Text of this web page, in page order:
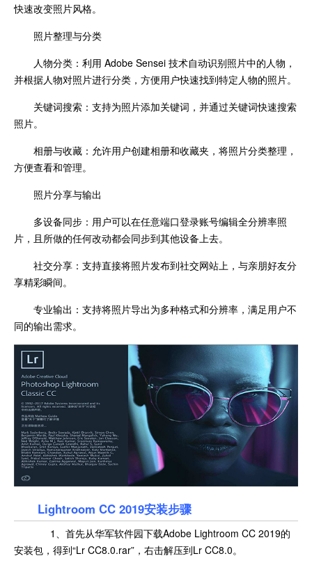
快速改变照片风格。
照片整理与分类
人物分类：利用 Adobe Sensei 技术自动识别照片中的人物，
并根据人物对照片进行分类，方便用户快速找到特定人物的照片。
关键词搜索：支持为照片添加关键词，并通过关键词快速搜索
照片。
相册与收藏：允许用户创建相册和收藏夹，将照片分类整理，
方便查看和管理。
照片分享与输出
多设备同步：用户可以在任意端口登录账号编辑全分辨率照
片，且所做的任何改动都会同步到其他设备上去。
社交分享：支持直接将照片发布到社交网站上，与亲朋好友分
享精彩瞬间。
专业输出：支持将照片导出为多种格式和分辨率，满足用户不
同的输出需求。
Lightroom CC 2019安装步骤
1、首先从华军软件园下载Adobe Lightroom CC 2019的
安装包，得到“Lr CC8.0.rar”，右击解压到Lr CC8.0。